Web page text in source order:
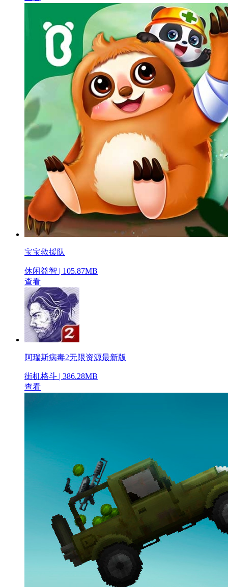
宝宝救援队
休闲益智 | 105.87MB
查看
阿瑞斯病毒2无限资源最新版
街机格斗 | 386.28MB
查看